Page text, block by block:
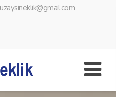
uzaysineklik@gmail.com